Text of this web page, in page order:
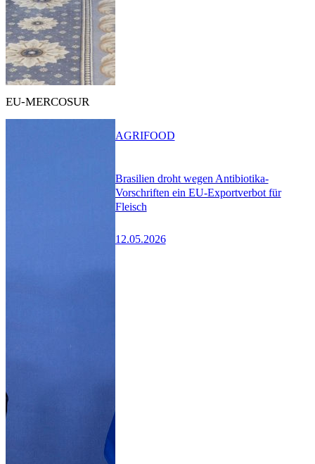
EU-MERCOSUR
Brasilien droht wegen Antibiotika-
Vorschriften ein EU-Exportverbot für
Fleisch
12.05.2026
AGRIFOOD